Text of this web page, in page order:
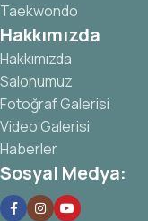
Taekwondo
Hakkımızda
Hakkımızda
Salonumuz
Fotoğraf Galerisi
Video Galerisi
Haberler
Sosyal Medya: